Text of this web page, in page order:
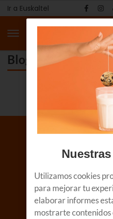
Ir a Euskaltel
Blog Euskaltel -
123
Utilizamos cookies
para mejorar tu
elaborar informes
mostrarte contenidos